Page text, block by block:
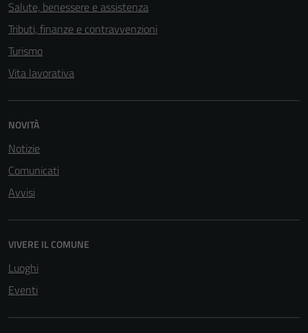
Salute, benessere e assistenza
Tributi, finanze e contravvenzioni
Turismo
Vita lavorativa
NOVITÀ
Notizie
Comunicati
Avvisi
VIVERE IL COMUNE
Luoghi
Eventi